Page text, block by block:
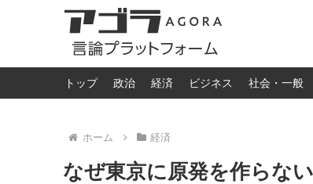
トップ 政治 経済 ビジネス 社会・一般
ホーム 経済
なぜ東京に原発を作らな